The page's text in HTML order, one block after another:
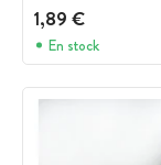
1,89 €
En stock